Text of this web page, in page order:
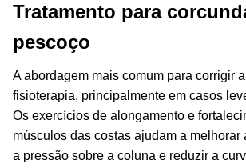
Tratamento para
pescoço
A abordagem mais comum para corrigir
fisioterapia, principalmente em casos
Os exercícios de alongamento e
músculos das costas ajudam a melhorar
a pressão sobre a coluna e reduzir a